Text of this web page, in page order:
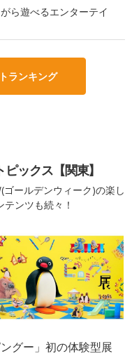
ら遊べるエンターテイ
ランキング
ックス【関東】
ールデンウィーク)の楽し
ンツも続々！
ングー」初の体験型展